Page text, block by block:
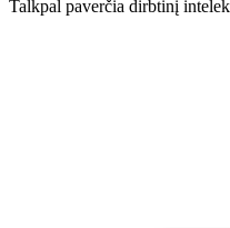
Talkpal paverčia dirbtinį